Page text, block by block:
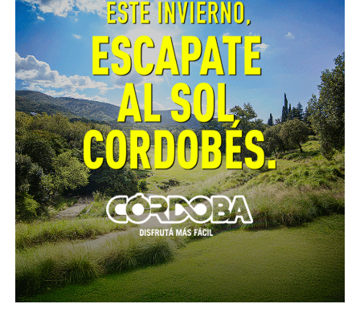
COE Regional, Carlos Pepe; la vicedirectora del
Hospital Regional, Valeria Alaníz; los Diputados
Nacionales, Carlos Gutiérrez y Claudia Márquez; la
Directora General de la Delegación del Gobierno de
la Provincia de Córdoba en Río Cuarto, Samantha
David, legisladores provinciales y demás
funcionarios provinciales y municipales.